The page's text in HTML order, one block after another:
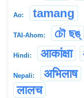
Ao: tamang
TAI-Ahom: চৌ ছঙ্
Hindi: आकांक्षा
Nepali: अभिलाष
लालच